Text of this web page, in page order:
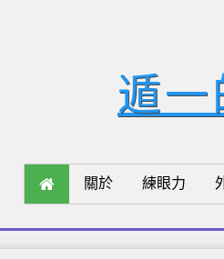
遁
關於 練眼力